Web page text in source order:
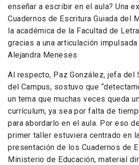
enseñar a escribir en el aula? Una
Cuadernos de Escritura Guiada del
la académica de la Facultad de
gracias a una articulación
Alejandra Meneses
Al respecto, Paz González, jefa del
del Campus, sostuvo que
un tema que muchas veces queda
currículum, ya sea por falta de
para abordarlo en el aula. Por eso
primer taller estuviera centrado en
presentación de los Cuadernos de
Ministerio de Educación, material